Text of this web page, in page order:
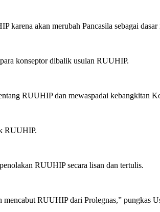
karena akan merubah Pancasila sebagai dasar
konseptor dibalik usulan RUUHIP.
RUUHIP dan mewaspadai kebangkitan
RUUHIP.
RUUHIP secara lisan dan tertulis.
RUUHIP dari Prolegnas,” pungkas